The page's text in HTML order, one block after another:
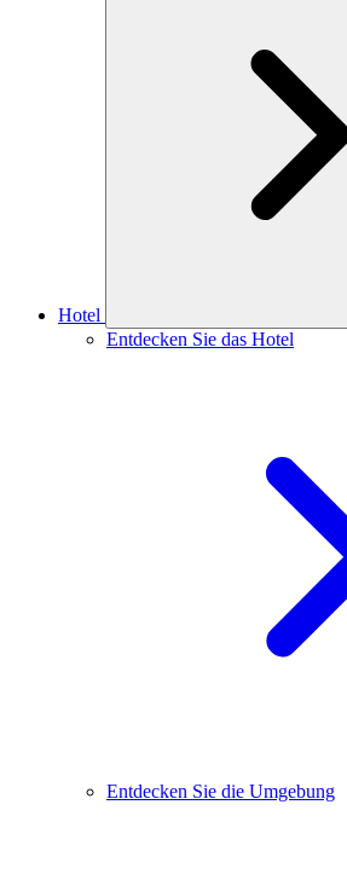
Hotel
Entdecken Sie das Hotel
Entdecken Sie die Umgebung